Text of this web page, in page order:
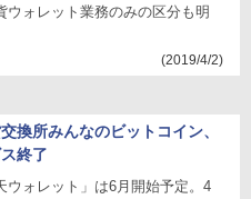
ウォレット業務のみの区分も明
(2019/4/2)
換所みんなのビットコイン、
終了
ウォレット」は6月開始予定。4